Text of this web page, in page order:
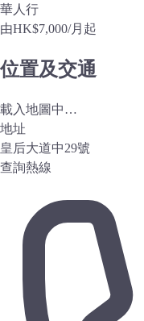
華人行
由HK$7,000/月起
位置及交通
載入地圖中…
地址
皇后大道中29號
查詢熱線